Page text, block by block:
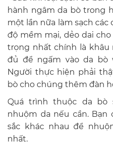
hành ngâm da bò trong
một lần nữa làm sạch các
độ mềm mại, dẻo dai
trọng nhất chính là khâu
đủ để ngấm vào da bò
Người thực hiện phải
bò cho chúng thêm đàn
Quá trình thuộc da bò
nhuộm da nếu cần. Bạn
sắc khác nhau để
nhất.